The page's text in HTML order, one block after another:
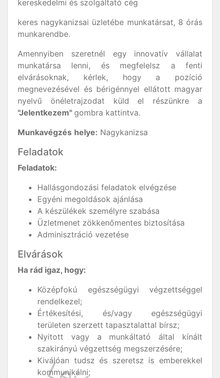
kereskedelmi és szolgáltató cég
keres nagykanizsai üzletébe munkatársat, 8 órás
munkarendbe.
Amennyiben szeretnél egy innovatív vállalat
munkatársa lenni, és megfelelsz a fenti
elvárásoknak, kérlek, hogy a pozíció
megnevezésével és bérigénnyel ellátott magyar
nyelvű önéletrajzodat küld el részünkre a
"Jelentkezem" gombra kattintva.
Munkavégzés helye: Nagykanizsa
Feladatok
Feladatok:
Hallásgondozási feladatok elvégzése
Egyéni megoldások ajánlása
A készülékek személyre szabása
Üzletmenet zökkenőmentes biztosítása
Adminisztráció vezetése
Elvárások
Ha rád igaz, hogy:
Középfokú egészségügyi végzettséggel
rendelkezel;
Értékesítési, és/vagy egészségügyi
területen szerzett tapasztalattal bírsz;
Nyitott vagy a munkáltató által kínált
szakirányú végzettség megszerzésére;
Kiválóan tudsz és szeretsz is emberekkel
kommunikálni;